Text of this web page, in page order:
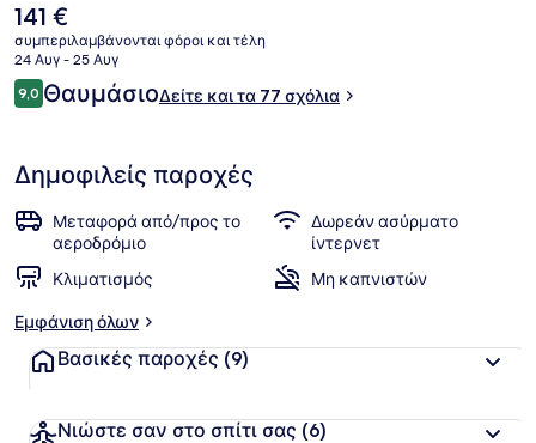
Η
τρέχουσα
τιμή
είναι
141 €
141 €
συμπεριλαμβάνονται φόροι και τέλη
24 Αυγ - 25 Αυγ
Σχόλια
9,09,0 στα 10
ΘαυμάσιοΔείτε και τα 77 σχόλια
Δημοφιλείς παροχές
Μεταφορά από/προς το
αεροδρόμιο
Δωρεάν ασύρματο
ίντερνετ
Κλιματισμός
Μη καπνιστών
Εμφάνιση όλων
Βασικές παροχές (9)
Νιώστε σαν στο σπίτι σας (6)